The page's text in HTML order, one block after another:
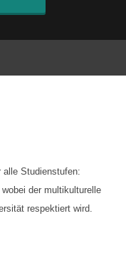
Studienstufen:
der multikulturelle
respektiert wird.